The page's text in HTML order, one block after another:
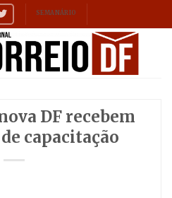
SEMANÁRIO
DF recebem
capacitação